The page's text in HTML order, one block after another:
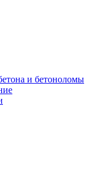
и бетоноломы